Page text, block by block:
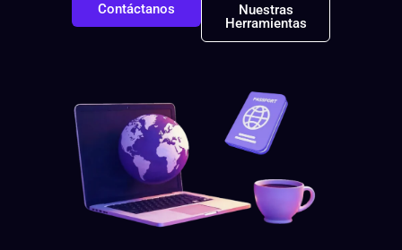
Contáctanos
Nuestras
Herramientas